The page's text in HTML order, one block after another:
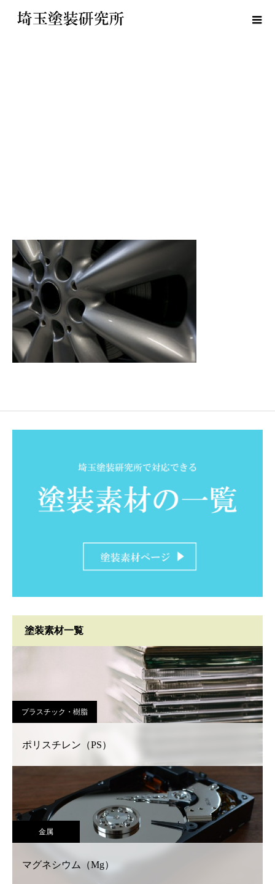
塗装素材一覧
プラスチック・樹脂
ポリスチレン（PS）
金属
マグネシウム（Mg）